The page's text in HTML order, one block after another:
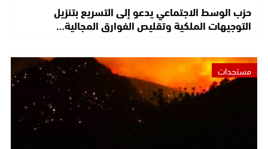
حزب الوسط الاجتماعي يدعو إلى التسريع بتنزيل
التوجيهات الملكية وتقليص الفوارق المجالية…
مستجدات